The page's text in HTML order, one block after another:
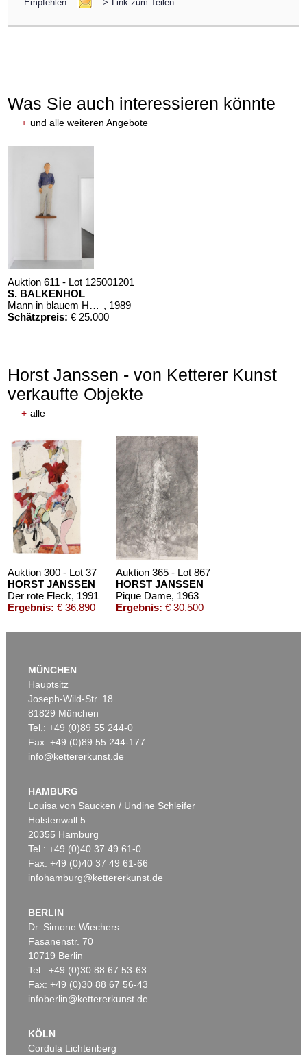
Empfehlen > Link zum Teilen
Was Sie auch interessieren könnte
+ und alle weiteren Angebote
Auktion 611 - Lot 125001201
S. BALKENHOL
Mann in blauem Hemd , 1989
Schätzpreis: € 25.000
Horst Janssen - von Ketterer Kunst
verkaufte Objekte
+ alle
Auktion 300 - Lot 37
HORST JANSSEN
Der rote Fleck, 1991
Ergebnis: € 36.890
Auktion 365 - Lot 867
HORST JANSSEN
Pique Dame, 1963
Ergebnis: € 30.500
Auktion 316 - Lot 375
Ergebnis:€ 21.600
HORST JANSSEN
Janssen bei Ketterer, 1966
Ergebnis:€ 17.500
Ergebnis:
MÜNCHEN
Hauptsitz
Joseph-Wild-Str. 18
81829 München
Tel.: +49 (0)89 55 244-0
Fax: +49 (0)89 55 244-177
info@kettererkunst.de
HAMBURG
Louisa von Saucken / Undine Schleifer
Holstenwall 5
20355 Hamburg
Tel.: +49 (0)40 37 49 61-0
Fax: +49 (0)40 37 49 61-66
infohamburg@kettererkunst.de
BERLIN
Dr. Simone Wiechers
Fasanenstr. 70
10719 Berlin
Tel.: +49 (0)30 88 67 53-63
Fax: +49 (0)30 88 67 56-43
infoberlin@kettererkunst.de
KÖLN
Cordula Lichtenberg